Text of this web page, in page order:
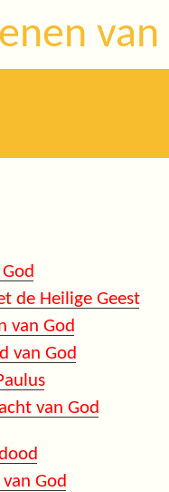
van
de Heilige Geest
van God
van God
van God
God